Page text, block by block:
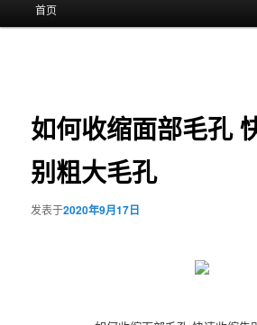
首页
如何收缩面部毛孔
别粗大毛孔
发表于2020年9月17日